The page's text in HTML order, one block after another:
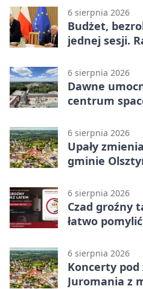
meczu III
6 sierpnia 2026
Budżet,
jednej sesji.
6 sierpnia 2026
Dawne
centrum
6 sierpnia 2026
Upały
gminie
6 sierpnia 2026
Czad groźny
łatwo
6 sierpnia 2026
Koncerty
Juromania z